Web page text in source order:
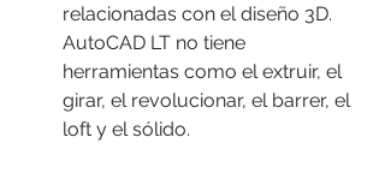
relacionadas con el diseño 3D.
AutoCAD LT no tiene
herramientas como el extruir, el
girar, el revolucionar, el barrer, el
loft y el sólido.